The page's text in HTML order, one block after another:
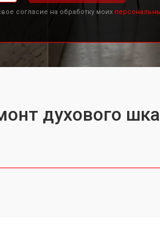
согласие на обработку моих
духового